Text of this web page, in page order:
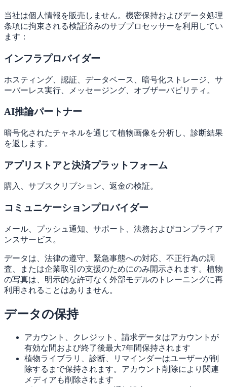
当社は個人情報を販売しません。機密保持およびデータ処理
条項に拘束される検証済みのサブプロセッサーを利用してい
ます：
インフラプロバイダー
ホスティング、認証、データベース、暗号化ストレージ、サ
ーバーレス実行、メッセージング、オブザーバビリティ。
AI推論パートナー
暗号化されたチャネルを通じて植物画像を分析し、診断結果
を返します。
アプリストアと決済プラットフォーム
購入、サブスクリプション、返金の検証。
コミュニケーションプロバイダー
メール、プッシュ通知、サポート、法務およびコンプライア
ンスサービス。
データは、法律の遵守、緊急事態への対応、不正行為の調
査、または企業取引の支援のためにのみ開示されます。植物
の写真は、明示的な許可なく外部モデルのトレーニングに再
利用されることはありません。
データの保持
アカウント、クレジット、請求データはアカウントが
有効な間および終了後最大7年間保持されます
植物ライブラリ、診断、リマインダーはユーザーが削
除するまで保持されます。アカウント削除により関連
メディアも削除されます